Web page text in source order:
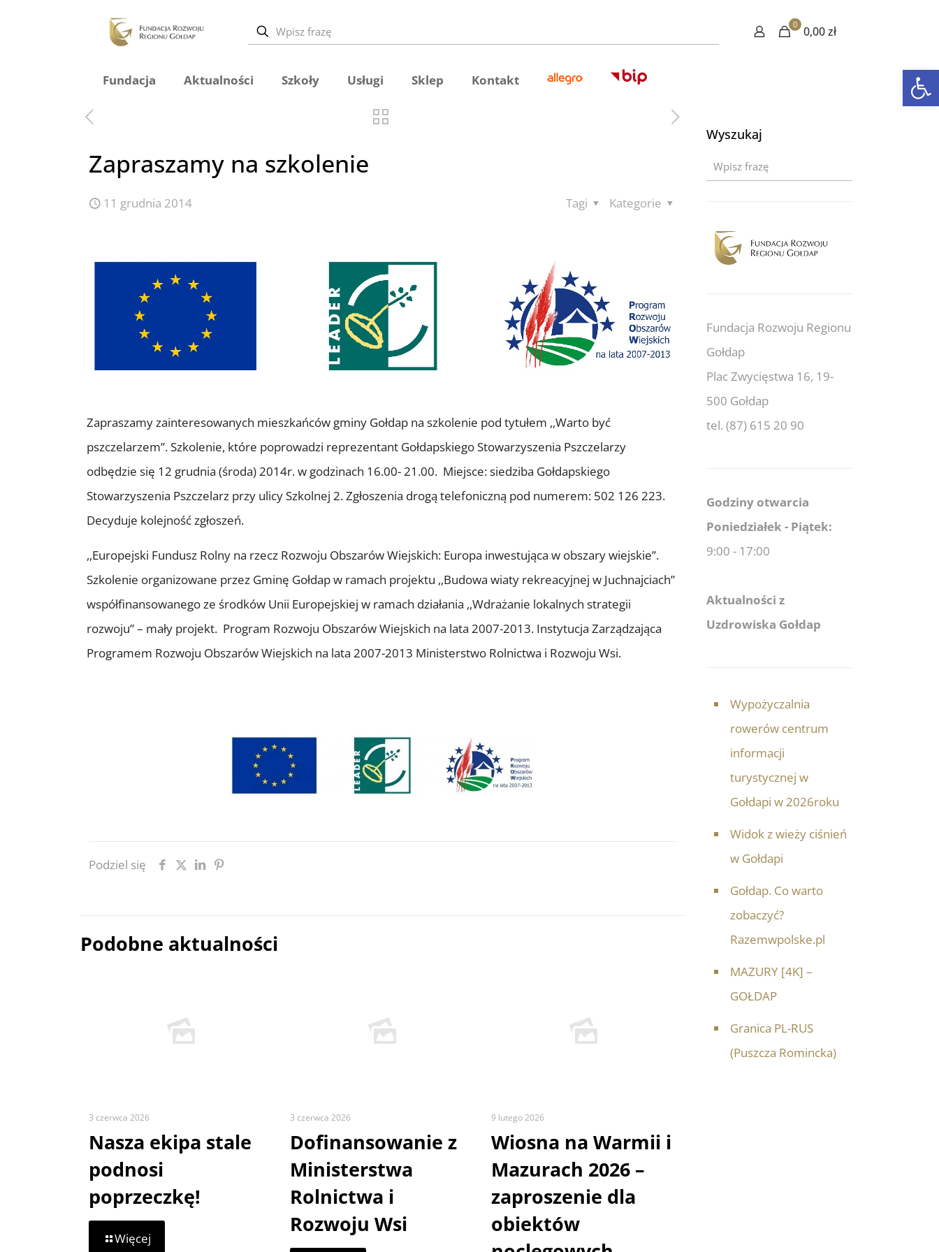
0 0,00 zł
Fundacja Aktualności Szkoły Usługi Sklep Kontakt
Zapraszamy na szkolenie
11 grudnia 2014 Kategorie
Tagi
Zapraszamy zainteresowanych mieszkańców gminy Gołdap na szkolenie pod tytułem ,,Warto być
pszczelarzem”. Szkolenie, które poprowadzi reprezentant Gołdapskiego Stowarzyszenia Pszczelarzy
odbędzie się 12 grudnia (środa) 2014r. w godzinach 16.00- 21.00. Miejsce: siedziba Gołdapskiego
Stowarzyszenia Pszczelarz przy ulicy Szkolnej 2. Zgłoszenia drogą telefoniczną pod numerem: 502 126 223.
Decyduje kolejność zgłoszeń.
,,Europejski Fundusz Rolny na rzecz Rozwoju Obszarów Wiejskich: Europa inwestująca w obszary wiejskie”.
Szkolenie organizowane przez Gminę Gołdap w ramach projektu ,,Budowa wiaty rekreacyjnej w Juchnajciach”
współfinansowanego ze środków Unii Europejskiej w ramach działania ,,Wdrażanie lokalnych strategii
rozwoju” – mały projekt. Program Rozwoju Obszarów Wiejskich na lata 2007-2013. Instytucja Zarządzająca
Programem Rozwoju Obszarów Wiejskich na lata 2007-2013 Ministerstwo Rolnictwa i Rozwoju Wsi.
Podziel się
Podobne aktualności
3 czerwca 2026
Nasza ekipa stale
podnosi
poprzeczkę!
Więcej
3 czerwca 2026
Dofinansowanie z
Ministerstwa
Rolnictwa i
Rozwoju Wsi
9 lutego 2026
Wiosna na Warmii i
Mazurach 2026 –
zaproszenie dla
obiektów
Wyszukaj
Fundacja Rozwoju Regionu
Gołdap
Plac Zwycięstwa 16, 19-
500 Gołdap
tel. (87) 615 20 90
Godziny otwarcia
Poniedziałek - Piątek:
9:00 - 17:00
Aktualności z
Uzdrowiska Gołdap
Wypożyczalnia
rowerów centrum
informacji
turystycznej w
Gołdapi w 2026roku
Widok z wieży ciśnień
w Gołdapi
Gołdap. Co warto
zobaczyć?
Razemwpolske.pl
MAZURY [4K] –
GOŁDAP
Granica PL-RUS
(Puszcza Romincka)